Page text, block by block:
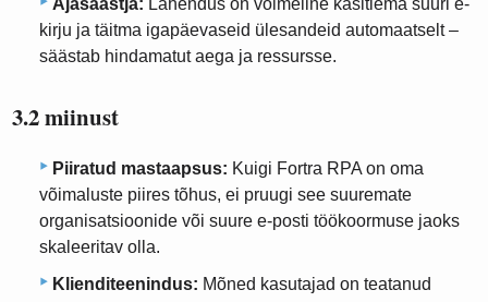
kirju ja täitma igapäevaseid ülesandeid automaatselt –
säästab hindamatut aega ja ressursse.
3.2 miinust
Piiratud mastaapsus: Kuigi Fortra RPA on oma
võimaluste piires tõhus, ei pruugi see suuremate
organisatsioonide või suure e-posti töökoormuse jaoks
skaleeritav olla.
Klienditeenindus: Mõned kasutajad on teatanud